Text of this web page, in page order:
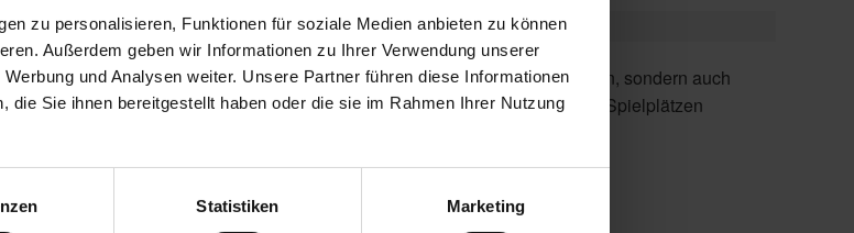
zu personalisieren, Funktionen für soziale Medien anbieten zu können
Außerdem geben wir Informationen zu Ihrer Verwendung unserer
und Analysen weiter. Unsere Partner führen diese Informationen
die Sie ihnen bereitgestellt haben oder die sie im Rahmen Ihrer Nutzung
Statistiken Marketing
Sonnensegel All Season spendet
Schatten. Dank der robusten
in privaten Gärten, sondern auch
und auf Spielplätzen